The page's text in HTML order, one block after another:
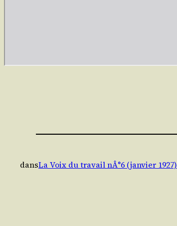
dansLa Voix du travail nÂ°6 (janvier 1927)